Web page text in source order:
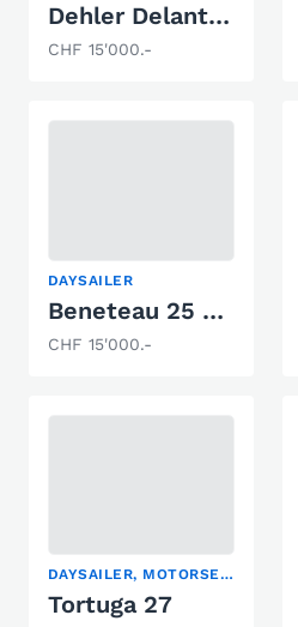
Dehler Delanta 80 AK
CHF 15'000.-
DAYSAILER
Beneteau 25 Platu
CHF 15'000.-
DAYSAILER, MOTORSEGLER
Tortuga 27